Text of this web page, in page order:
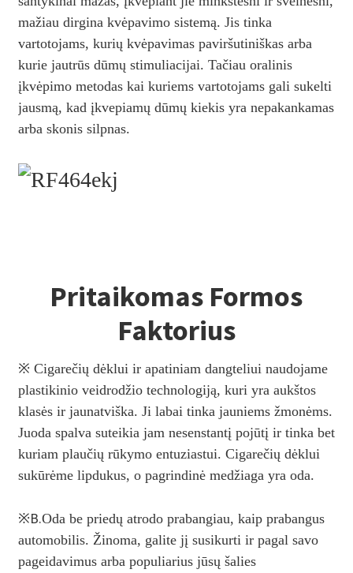
mažiau dirgina kvėpavimo sistemą. Jis tinka
vartotojams, kurių kvėpavimas paviršutiniškas arba
kurie jautrūs dūmų stimuliacijai. Tačiau oralinis
įkvėpimo metodas kai kuriems vartotojams gali sukelti
jausmą, kad įkvepiamų dūmų kiekis yra nepakankamas
arba skonis silpnas.
Pritaikomas Formos
Faktorius
※ Cigarečių dėklui ir apatiniam dangteliui naudojame
plastikinio veidrodžio technologiją, kuri yra aukštos
klasės ir jaunatviška. Ji labai tinka jauniems žmonėms.
Juoda spalva suteikia jam nesenstantį pojūtį ir tinka bet
kuriam plaučių rūkymo entuziastui. Cigarečių dėklui
sukūrėme lipdukus, o pagrindinė medžiaga yra oda.
※B.Oda be priedų atrodo prabangiau, kaip prabangus
automobilis. Žinoma, galite jį susikurti ir pagal savo
pageidavimus arba populiarius jūsų šalies